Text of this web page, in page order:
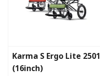
Karma S Ergo Lite 2501
(16inch)